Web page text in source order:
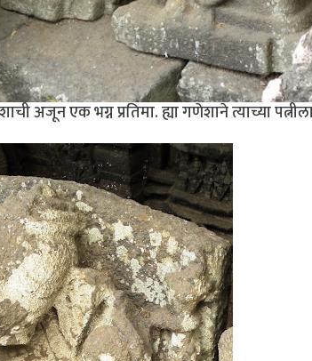
अजून एक भग्न प्रतिमा. ह्या गणेशाने त्याच्या